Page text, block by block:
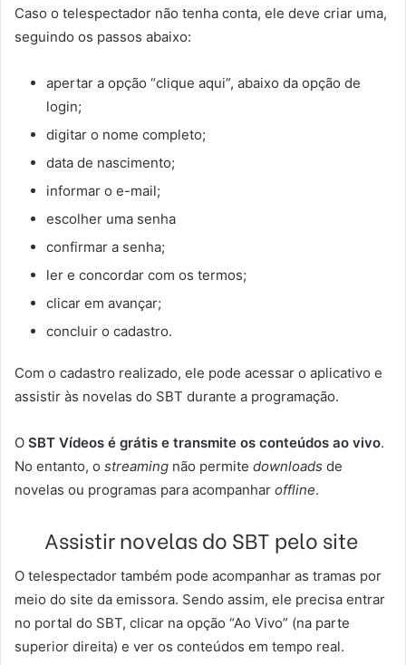
Caso o telespectador não tenha conta, ele deve criar uma,
seguindo os passos abaixo:
apertar a opção “clique aqui”, abaixo da opção de
login;
digitar o nome completo;
data de nascimento;
informar o e-mail;
escolher uma senha
confirmar a senha;
ler e concordar com os termos;
clicar em avançar;
concluir o cadastro.
Com o cadastro realizado, ele pode acessar o aplicativo e
assistir às novelas do SBT durante a programação.
O SBT Vídeos é grátis e transmite os conteúdos ao vivo.
No entanto, o streaming não permite downloads de
novelas ou programas para acompanhar offline.
Assistir novelas do SBT pelo site
O telespectador também pode acompanhar as tramas por
meio do site da emissora. Sendo assim, ele precisa entrar
no portal do SBT, clicar na opção “Ao Vivo” (na parte
superior direita) e ver os conteúdos em tempo real.